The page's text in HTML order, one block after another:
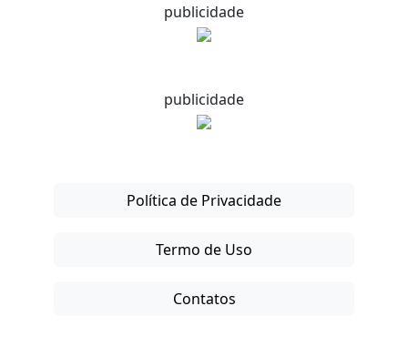
publicidade
publicidade
Política de Privacidade
Termo de Uso
Contatos